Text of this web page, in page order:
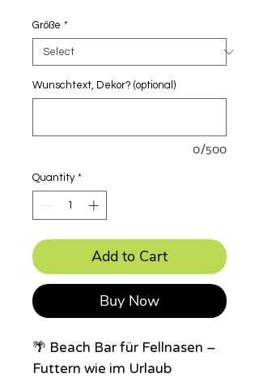
Größe *
Wunschtext, Dekor? (optional)
0/500
Quantity *
Add to Cart
Buy Now
🌴 Beach Bar für Fellnasen –
Futtern wie im Urlaub